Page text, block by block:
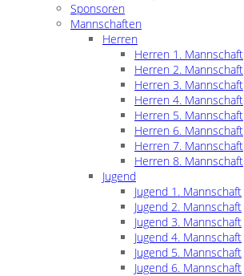
Sponsoren
Mannschaften
Herren
Herren 1. Mannschaft
Herren 2. Mannschaft
Herren 3. Mannschaft
Herren 4. Mannschaft
Herren 5. Mannschaft
Herren 6. Mannschaft
Herren 7. Mannschaft
Herren 8. Mannschaft
Jugend
Jugend 1. Mannschaft
Jugend 2. Mannschaft
Jugend 3. Mannschaft
Jugend 4. Mannschaft
Jugend 5. Mannschaft
Jugend 6. Mannschaft